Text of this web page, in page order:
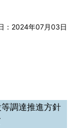
：2024年07月03日
調達推進方針